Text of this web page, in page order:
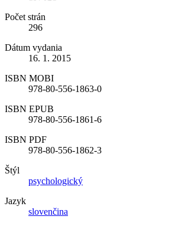
Počet strán
296
Dátum vydania
16. 1. 2015
ISBN MOBI
978-80-556-1863-0
ISBN EPUB
978-80-556-1861-6
ISBN PDF
978-80-556-1862-3
Štýl
psychologický
Jazyk
slovenčina